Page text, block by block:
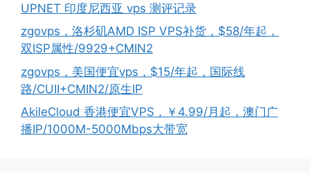
UPNET 印度尼西亚 vps 测评记录
zgovps，洛杉矶AMD ISP VPS补货，$58/年起，
双ISP属性/9929+CMIN2
zgovps，美国便宜vps，$15/年起，国际线
路/CUII+CMIN2/原生IP
AkileCloud 香港便宜VPS，￥4.99/月起，澳门广
播IP/1000M-5000Mbps大带宽